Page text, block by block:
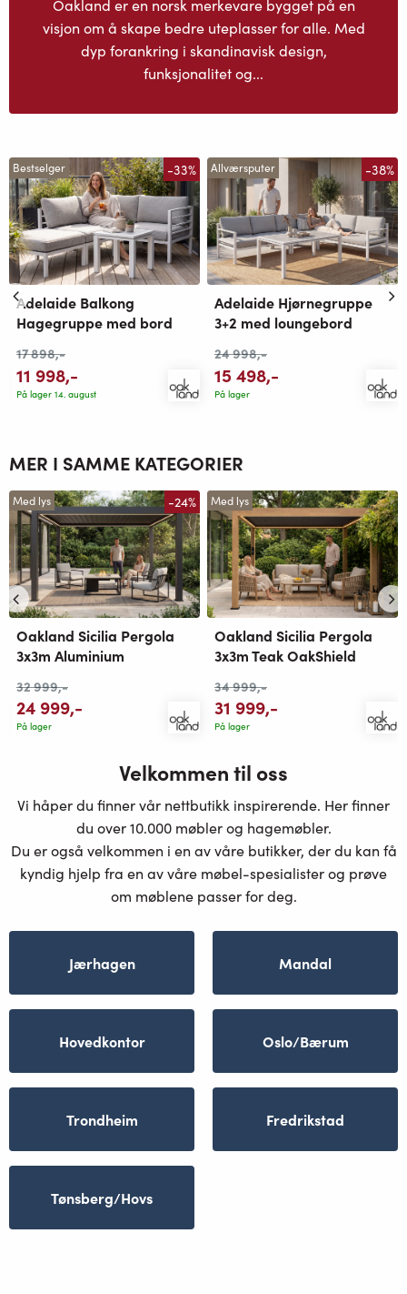
Oakland er en norsk merkevare bygget på en
visjon om å skape bedre uteplasser for alle. Med
dyp forankring i skandinavisk design,
funksjonalitet og...
Bestselger -33%
Adelaide Balkong
Hagegruppe med bord
17 898,-
11 998,-
På lager 14. august
Allværsputer -38%
Adelaide Hjørnegruppe
3+2 med loungebord
24 998,-
15 498,-
På lager
MER I SAMME KATEGORIER
Med lys -24%
Oakland Sicilia Pergola
3x3m Aluminium
32 999,-
24 999,-
På lager
Med lys
Oakland Sicilia Pergola
3x3m Teak OakShield
34 999,-
31 999,-
På lager
Velkommen til oss
Vi håper du finner vår nettbutikk inspirerende. Her finner
du over 10.000 møbler og hagemøbler.
Du er også velkommen i en av våre butikker, der du kan få
kyndig hjelp fra en av våre møbel-spesialister og prøve
om møblene passer for deg.
Jærhagen Mandal
Hovedkontor Oslo/Bærum
Trondheim Fredrikstad
Tønsberg/Hovs